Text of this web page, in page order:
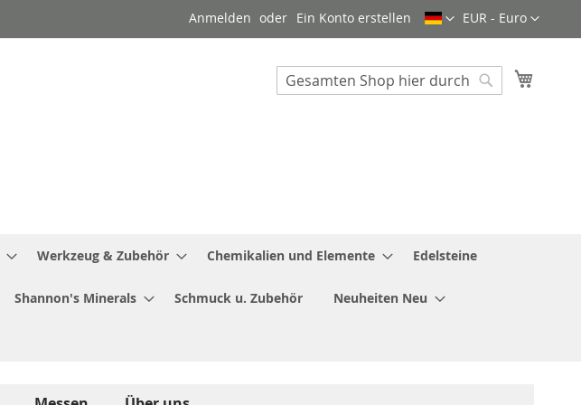
Währung
EUR - Euro
Sprache
Anmelden Ein Konto erstellen
Search
Werkzeug & Zubehör Chemikalien und Elemente Edelsteine
Shannon's Minerals Schmuck u. Zubehör Neuheiten Neu